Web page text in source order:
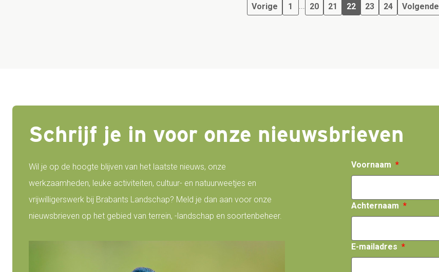
Vorige 1 ... 20 21 22 23 24 Volgende
Schrijf je in voor onze nieuwsbrieven
Wil je op de hoogte blijven van het laatste nieuws, onze
werkzaamheden, leuke activiteiten, cultuur- en natuurweetjes en
vrijwilligerswerk bij Brabants Landschap? Meld je dan aan voor onze
nieuwsbrieven op het gebied van terrein, -landschap en soortenbeheer.
Voornaam
Achternaam
E-mailadres